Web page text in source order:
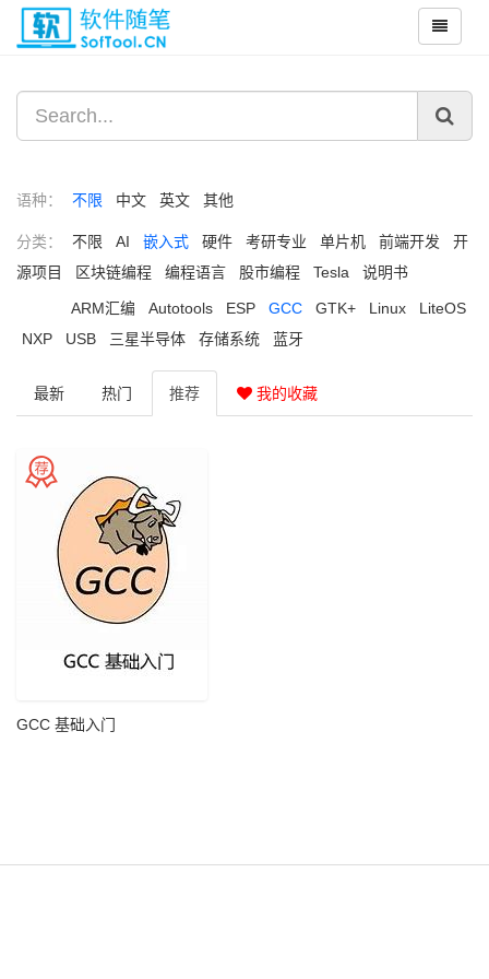
语种： 不限 中文 英文 其他
分类： 不限 AI 嵌入式 硬件 考研专业 单片机 前端开发
开
源项目
区块链编程 编程语言 股市编程 Tesla 说明书
ARM汇编 Autotools ESP GCC GTK+ Linux
LiteOS
NXP
USB 三星半导体 存储系统 蓝牙
最新 热门 推荐 我的收藏
GCC 基础入门